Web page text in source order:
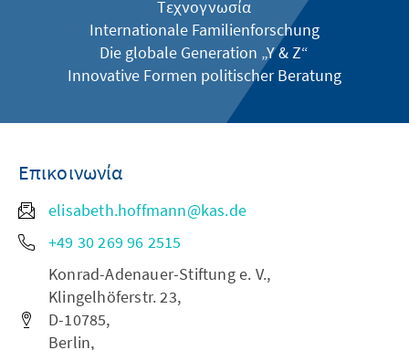
Τεχνογνωσία
Internationale Familienforschung
Die globale Generation „Y & Z“
Innovative Formen politischer Beratung
Επικοινωνία
elisabeth.hoffmann@kas.de
+49 30 269 96 2515
Konrad-Adenauer-Stiftung e. V.,
Klingelhöferstr. 23,
D-10785,
Berlin,